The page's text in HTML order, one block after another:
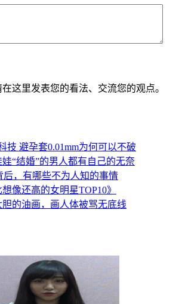
这里发表您的看法、交流您的观点。
“结婚”的男人都有自己的无奈
后，有哪些不为人知的事情
像还高的女明星TOP10》
的油画，画人体被骂无底线